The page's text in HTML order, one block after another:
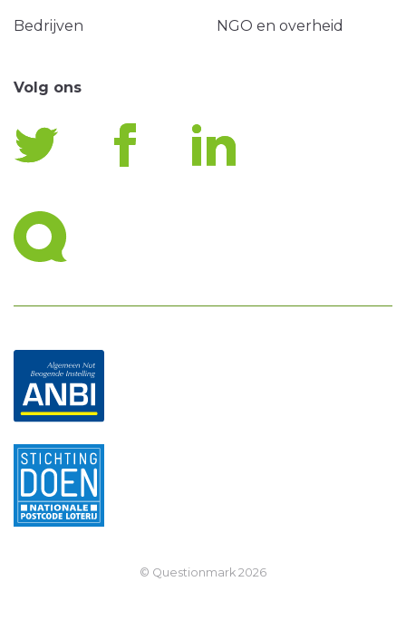
Bedrijven NGO en overheid
Volg ons
© Questionmark 2026